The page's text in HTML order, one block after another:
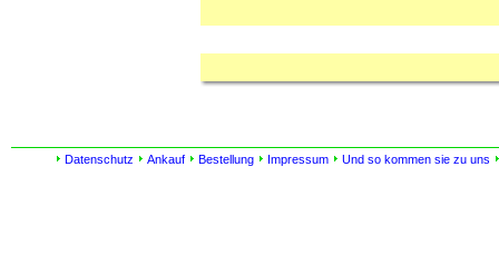
Datenschutz Ankauf Bestellung Impressum Und so kommen sie zu uns